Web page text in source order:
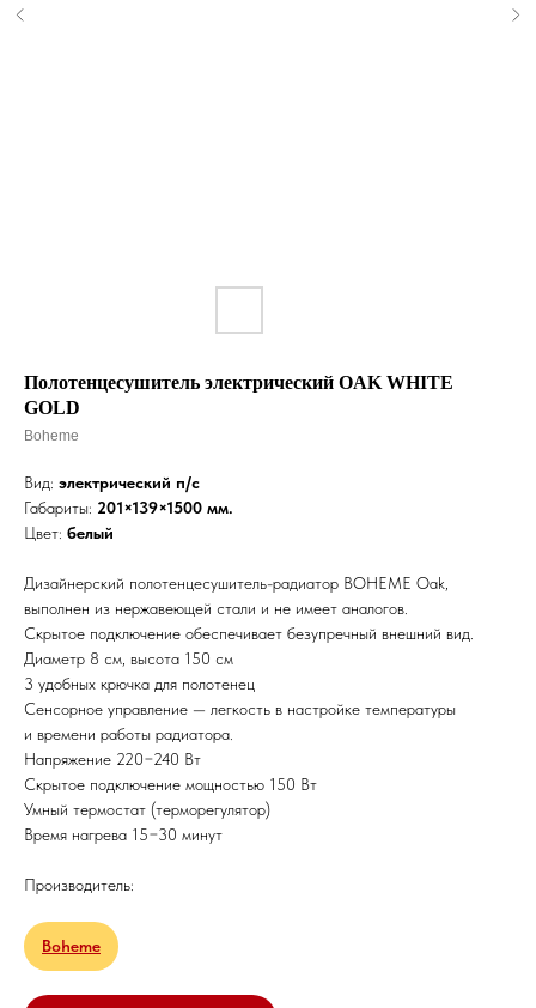
Полотенцесушитель электрический OAK WHITE
GOLD
Boheme
Вид: электрический п/с
Габариты: 201×139×1500 мм.
Цвет: белый
Дизайнерский полотенцесушитель-радиатор BOHEME Oak,
выполнен из нержавеющей стали и не имеет аналогов.
Скрытое подключение обеспечивает безупречный внешний вид.
Диаметр 8 см, высота 150 см
3 удобных крючка для полотенец
Сенсорное управление — легкость в настройке температуры
и времени работы радиатора.
Напряжение 220−240 Вт
Скрытое подключение мощностью 150 Вт
Умный термостат (терморегулятор)
Время нагрева 15−30 минут
Производитель:
Boheme